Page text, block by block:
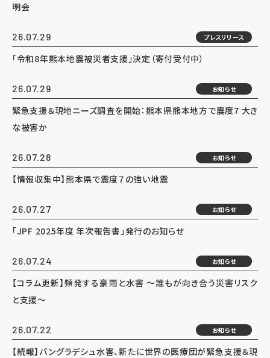
明会
26.07.29 プレスリリース
「令和8年熊本地震被災者支援」決定（寄付受付中）
26.07.29 お知らせ
緊急支援＆現地ニーズ調査を開始：熊本県熊本地方で震度7 大き
な被害か
26.07.28 お知らせ
【情報収集中】熊本県で震度７の強い地震
26.07.27 お知らせ
「JPF 2025年度 年次報告書」発行のお知らせ
26.07.24 お知らせ
【コラム更新】頻発する豪雨と水害 ～誰もが向き合う災害リスク
と支援～
26.07.22 お知らせ
【続報】バングラデシュ水害、新たに世界の医療団が緊急支援＆現